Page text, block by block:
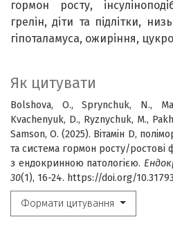
гормон росту
грелін
діти та підлітки
гіпоталамуса ожиріння
Як цитувати
Bolshova, O., Sprynchuk, N.,
Kvachenyuk, D., Ryznychuk, M.,
Samson, O. (2025). Вітамін D,
та система гормон росту/ростові
з ендокринною патологією.
30(1), 16-24. https://doi.org/
Формати цитування